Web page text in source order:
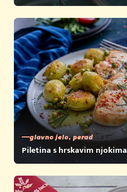
glavno jelo, perad
Piletina s hrskavim